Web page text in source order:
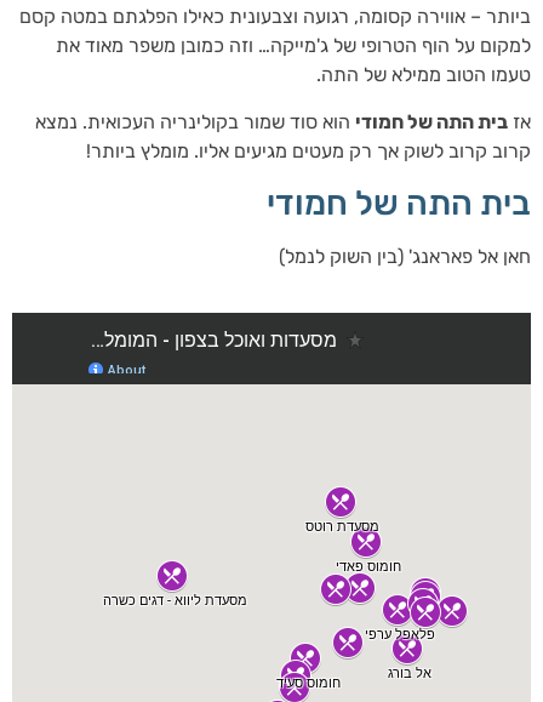
ביותר – אווירה קסומה, רגועה וצבעונית כאילו הפלגתם במטה קסם
למקום על הוף הטרופי של ג'מייקה… וזה כמובן משפר מאוד את
טעמו הטוב ממילא של התה.
אז בית התה של חמודי הוא סוד שמור בקולינריה העכואית. נמצא
קרוב קרוב לשוק אך רק מעטים מגיעים אליו. מומלץ ביותר!
בית התה של חמודי
חאן אל פאראנג' (בין השוק לנמל)